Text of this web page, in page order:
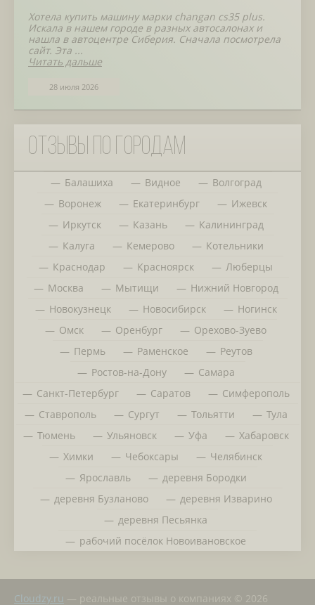
Хотела купить машину марки changan cs35 plus.
Искала в нашем городе в разных автосалонах и
нашла в автоцентре Сиберия. Сначала посмотрела
сайт. Эта ...
Читать дальше
28 июля 2026
Отзывы по городам
Балашиха Видное
Волгоград
Воронеж
Екатеринбург
Ижевск
Иркутск
Казань
Калининград
Калуга
Кемерово
Котельники
Краснодар
Красноярск
Люберцы
Москва
Мытищи
Нижний Новгород
Новокузнецк
Новосибирск
Ногинск
Омск
Оренбург
Орехово-Зуево
Пермь
Раменское
Реутов
Ростов-на-Дону
Самара
Санкт-Петербург
Саратов
Симферополь
Ставрополь
Сургут Тольятти
Тула
Тюмень
Ульяновск Уфа
Хабаровск
Химки
Чебоксары
Челябинск
Ярославль
деревня Бородки
деревня Бузланово
деревня Изварино
деревня Песьянка
рабочий посёлок Новоивановское
Сloudzy.ru — реальные отзывы о компаниях © 2026